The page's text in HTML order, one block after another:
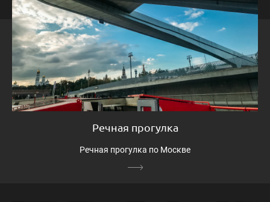
Речная прогулка
Речная прогулка по Москве